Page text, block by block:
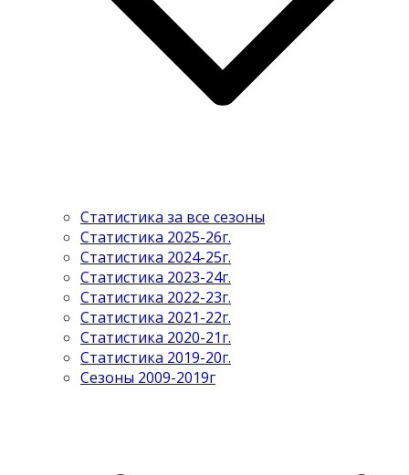
Статистика за все сезоны
Статистика 2025-26г.
Статистика 2024-25г.
Статистика 2023-24г.
Статистика 2022-23г.
Статистика 2021-22г.
Статистика 2020-21г.
Статистика 2019-20г.
Сезоны 2009-2019г